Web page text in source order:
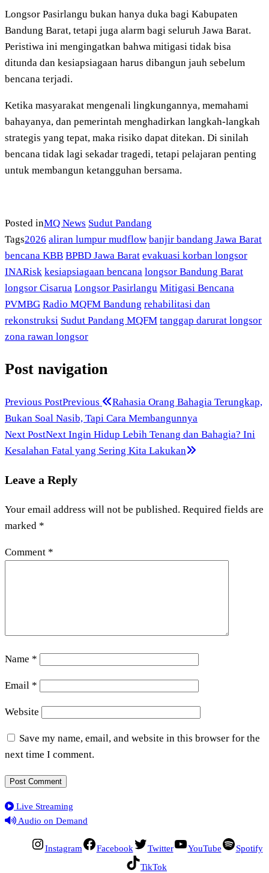
Longsor Pasirlangu bukan hanya duka bagi Kabupaten
Bandung Barat, tetapi juga alarm bagi seluruh Jawa Barat.
Peristiwa ini mengingatkan bahwa mitigasi tidak bisa
ditunda dan kesiapsiagaan harus dibangun jauh sebelum
bencana terjadi.
Ketika masyarakat mengenali lingkungannya, memahami
bahayanya, dan pemerintah menghadirkan langkah-langkah
strategis yang tepat, maka risiko dapat ditekan. Di sinilah
bencana tidak lagi sekadar tragedi, tetapi pelajaran penting
untuk membangun ketangguhan bersama.
Posted inMQ News Sudut Pandang
Tags2026 aliran lumpur mudflow banjir bandang Jawa Barat
bencana KBB BPBD Jawa Barat evakuasi korban longsor
INARisk kesiapsiagaan bencana longsor Bandung Barat
longsor Cisarua Longsor Pasirlangu Mitigasi Bencana
PVMBG Radio MQFM Bandung rehabilitasi dan
rekonstruksi Sudut Pandang MQFM tanggap darurat longsor
zona rawan longsor
Post navigation
Previous PostPrevious
Rahasia Orang Bahagia Terungkap,
Bukan Soal Nasib, Tapi Cara Membangunnya
Next PostNext Ingin Hidup Lebih Tenang dan Bahagia? Ini
Kesalahan Fatal yang Sering Kita Lakukan
Leave a Reply
Your email address will not be published. Required fields are
marked *
Comment *
Name *
Email *
Website
Save my name, email, and website in this browser for the
next time I comment.
Live Streaming
Audio on Demand
Instagram Facebook Twitter YouTube
Spotify
TikTok